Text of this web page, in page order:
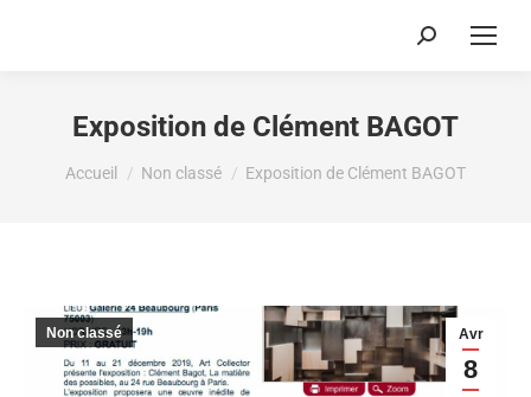
Recherche
Exposition de Clément BAGOT
Vous êtes ici :
Accueil Non classé Exposition de Clément BAGOT
Avr
8
Non classé